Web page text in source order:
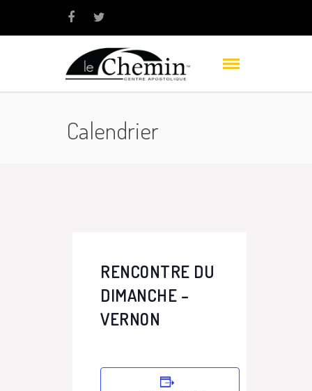
Calendrier
RENCONTRE DU
DIMANCHE –
VERNON